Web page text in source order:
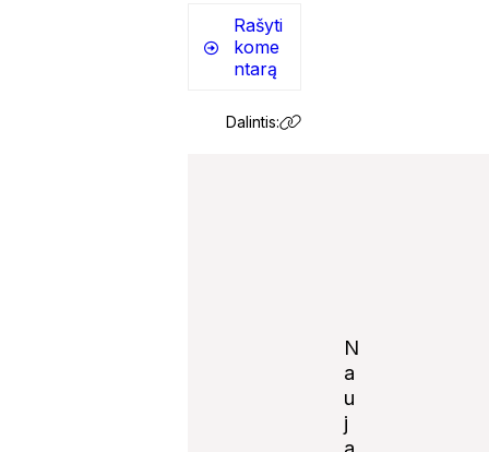
Rašyti
kome
ntarą
Dalintis:
N
a
u
j